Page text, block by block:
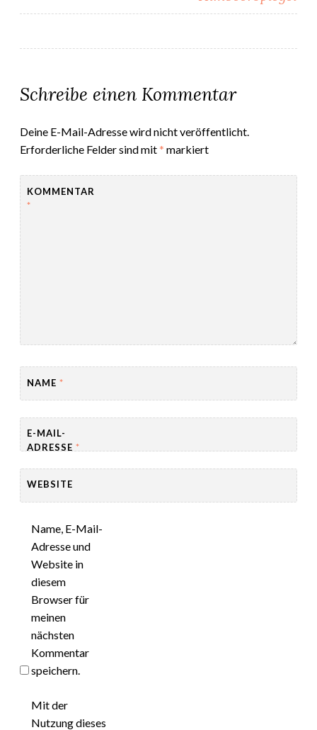
Schreibe einen Kommentar
Deine E-Mail-Adresse wird nicht veröffentlicht.
Erforderliche Felder sind mit* markiert
KOMMENTAR
*
NAME *
E-MAIL-
ADRESSE *
WEBSITE
Name, E-Mail-
Adresse und
Website in
diesem
Browser für
meinen
nächsten
Kommentar
speichern.
Mit der
Nutzung dieses